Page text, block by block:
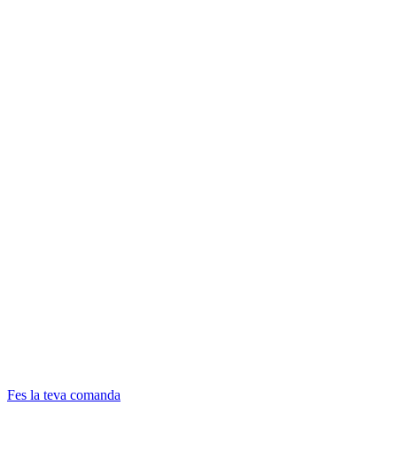
Fes la teva comanda